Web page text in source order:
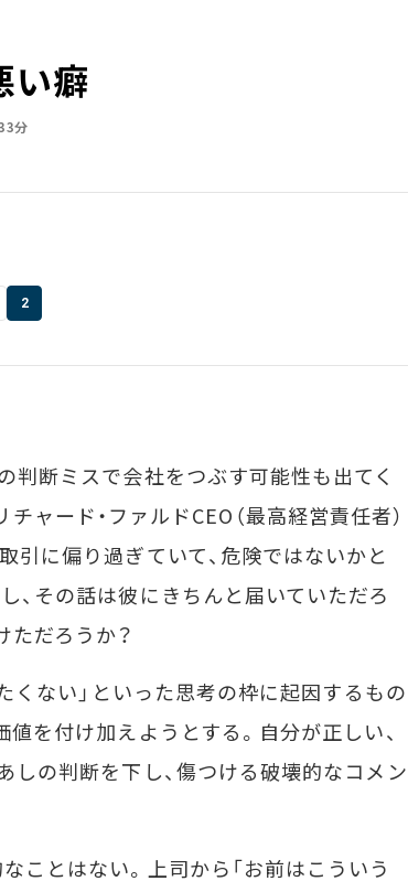
い癖
分
2
判断ミスで会社をつぶす可能性も出てく
ード・ファルドCEO（最高経営責任者）
引に偏り過ぎていて、危険ではないかと
、その話は彼にきちんと届いていただろ
だろうか？
くない」といった思考の枠に起因するもの
を付け加えようとする。自分が正しい、
しの判断を下し、傷つける破壊的なコメン
とはない。上司から「お前はこういう